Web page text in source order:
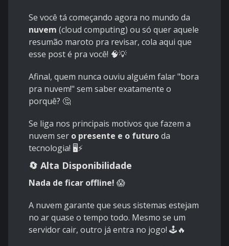
Se você tá começando agora no mundo da
nuvem (cloud computing) ou só quer aquele
resumão maroto pra revisar, cola aqui que
esse post é pra você! 🧠💡
Afinal, quem nunca ouviu alguém falar "bora
pra nuvem!" sem saber exatamente o
porquê? 🤔
Se liga nos principais motivos que fazem a
nuvem ser o presente e o futuroda
tecnologia! 🖥️⚡
🔄 Alta Disponibilidade
Nada de ficar offline! 😱
A nuvem garante que seus sistemas estejam
no ar quase o tempo todo. Mesmo se um
servidor cair, outro já entra no jogo! 🕹️🔥